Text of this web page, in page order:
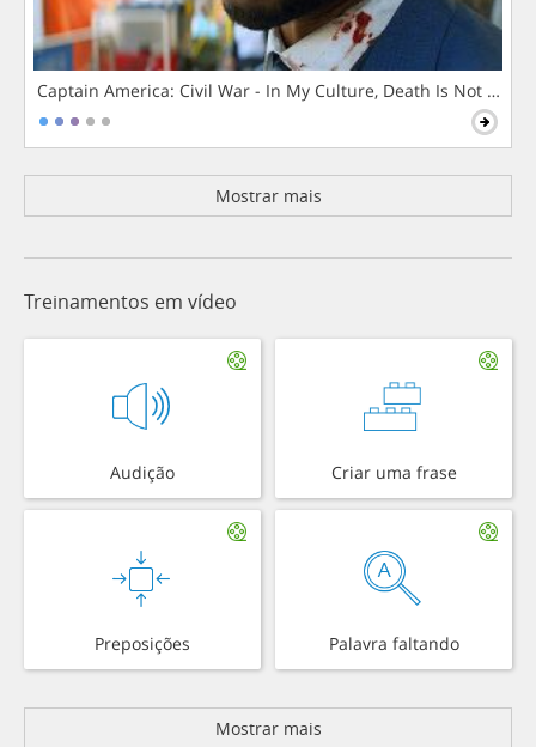
Captain America: Civil War - In My Culture, Death Is Not The
Mostrar mais
Treinamentos em vídeo
Audição Criar uma frase
Preposições Palavra faltando
Mostrar mais